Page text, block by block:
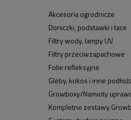
Akcesoria ogrodnicze
Doniczki, podstawki i tace
Filtry wody, lampy UV
Filtry przeciwzapachowe
Folie refleksyjne
Gleby, kokos i inne
Growboxy/Namioty
Kompletne zestawy